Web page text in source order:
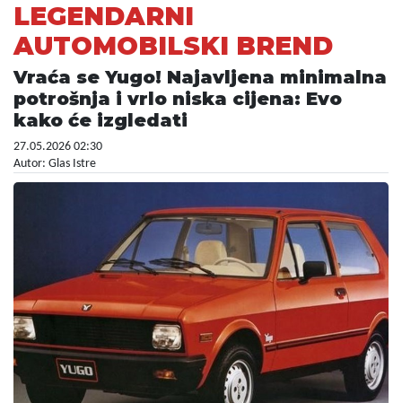
LEGENDARNI
AUTOMOBILSKI BREND
Vraća se Yugo! Najavljena minimalna
potrošnja i vrlo niska cijena: Evo
kako će izgledati
27.05.2026 02:30
Autor: Glas Istre